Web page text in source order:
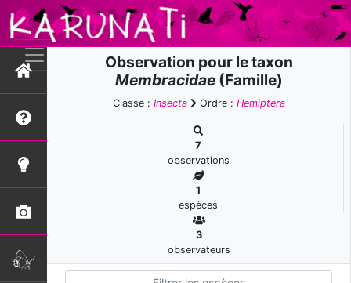
Observation pour le taxon
Membracidae(Famille)
Classe : Insecta Ordre : Hemiptera
7
observations
1
espèces
3
observateurs